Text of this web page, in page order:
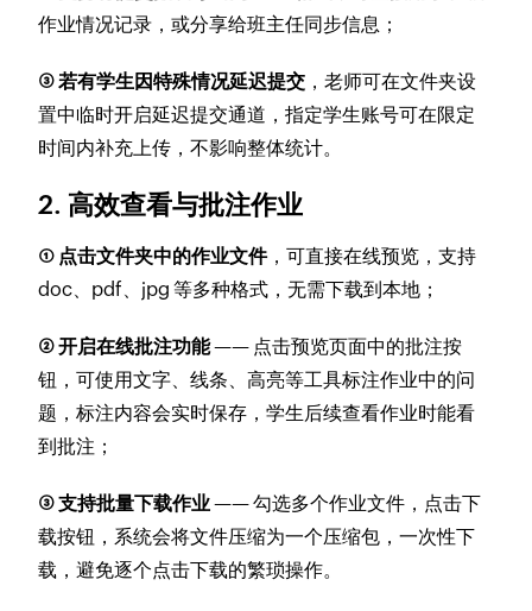
作业情况记录，或分享给班主任同步信息；
③ 若有学生因特殊情况延迟提交 ，老师可在文件夹设
置中临时开启延迟提交通道，指定学生账号可在限定
时间内补充上传，不影响整体统计。
2. 高效查看与批注作业
① 点击文件夹中的作业文件，可直接在线预览，支持
doc、pdf、jpg 等多种格式，无需下载到本地；
② 开启在线批注功能—— 点击预览页面中的批注按
钮，可使用文字、线条、高亮等工具标注作业中的问
题，标注内容会实时保存，学生后续查看作业时能看
到批注；
③ 支持批量下载作业—— 勾选多个作业文件，点击下
载按钮，系统会将文件压缩为一个压缩包，一次性下
载，避免逐个点击下载的繁琐操作。